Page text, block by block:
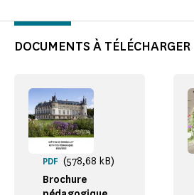
DOCUMENTS À TÉLÉCHARGER
Brochure
PDF (578,68 kB)